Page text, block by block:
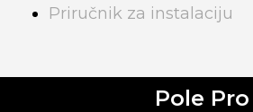
Priručnik za instalaciju
Pole Pro